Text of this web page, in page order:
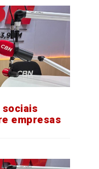
sociais
empresas